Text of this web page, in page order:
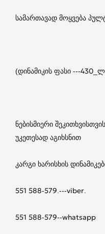
სამართავად მოყვება
(დინამიკის ფასი ---
ნებისმიერი
უკეთესად აგიხსნით
კარგი ხარისხის
551 588-579.---viber.
551 588-579--whatsapp